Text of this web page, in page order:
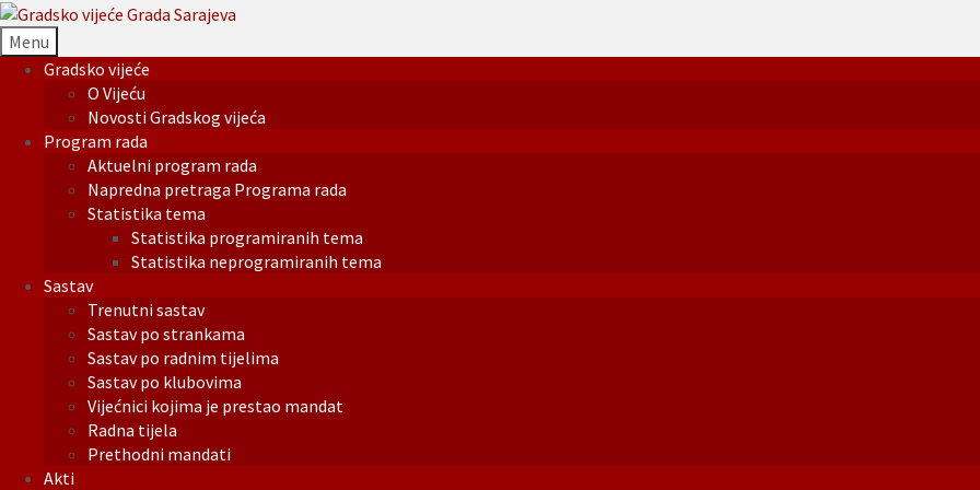
Menu
Gradsko vijeće
O Vijeću
Novosti Gradskog vijeća
Program rada
Aktuelni program rada
Napredna pretraga Programa rada
Statistika tema
Statistika programiranih tema
Statistika neprogramiranih tema
Sastav
Trenutni sastav
Sastav po strankama
Sastav po radnim tijelima
Sastav po klubovima
Vijećnici kojima je prestao mandat
Radna tijela
Prethodni mandati
Akti